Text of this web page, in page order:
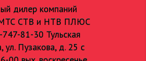
дилер компаний
МТС СТВ и НТВ ПЛЮС
81-30 Тульская
ул. Пузакова, д. 25 с